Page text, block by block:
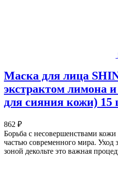
Маска для лица
экстрактом лимона
для сияния кожи) 15
862 ₽
Борьба с несовершенствами кожи
частью современного мира. Уход
зоной декольте это важная